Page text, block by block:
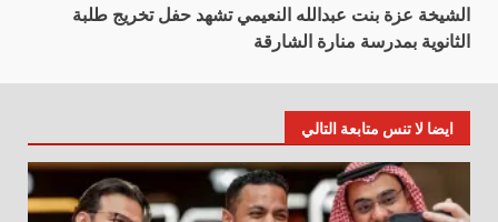
الشيخة عزة بنت عبدالله النعيمي تشهد حفل تخريج طلبة
الثانوية بمدرسة منارة الشارقة
ايضا لا تنس متابعة التالي